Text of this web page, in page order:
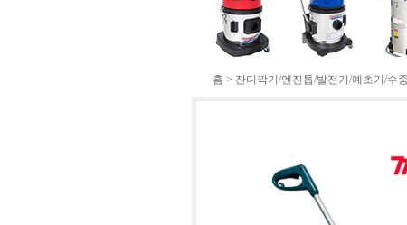
홈 > 잔디깍기/엔진톱/발전기/예초기/수